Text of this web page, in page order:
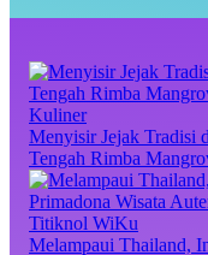
Kuliner
Menyisir Jejak Tradisi
Tengah Rimba
Titiknol WiKu
Melampaui Thailand,